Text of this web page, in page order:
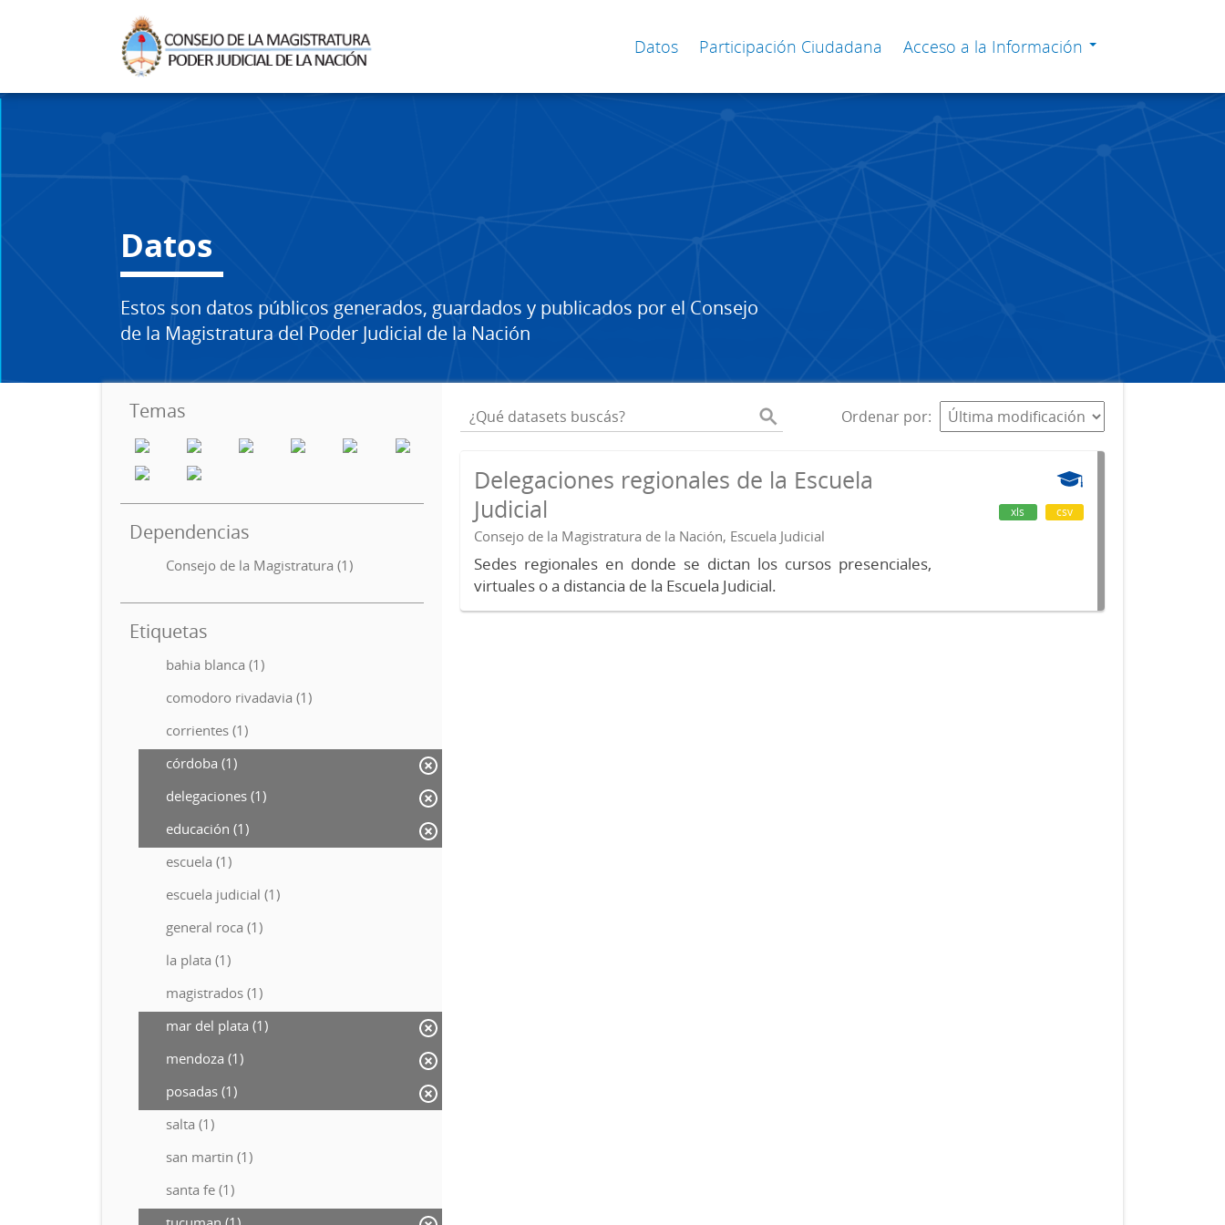
Datos Participación Ciudadana Acceso a la Información
Datos
Estos son datos públicos generados, guardados y publicados por el Consejo
de la Magistratura del Poder Judicial de la Nación
Temas
Dependencias
Consejo de la Magistratura (1)
Etiquetas
bahia blanca (1)
comodoro rivadavia (1)
corrientes (1)
córdoba (1)
delegaciones (1)
educación (1)
escuela (1)
escuela judicial (1)
general roca (1)
la plata (1)
magistrados (1)
mar del plata (1)
mendoza (1)
posadas (1)
salta (1)
san martin (1)
santa fe (1)
Ordenar por
Delegaciones regionales de la Escuela
Judicial
Consejo de la Magistratura de la Nación, Escuela Judicial
Sedes regionales en donde se dictan los cursos presenciales,
virtuales o a distancia de la Escuela Judicial.
xls csv